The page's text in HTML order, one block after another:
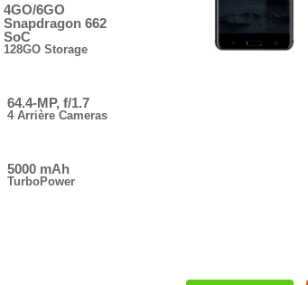
4GO/6GO
Snapdragon 662
SoC
128GO Storage
64.4-MP, f/1.7
4 Arrière Cameras
5000 mAh
TurboPower